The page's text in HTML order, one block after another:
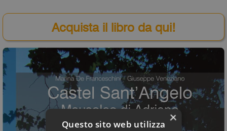
Acquista il libro da qui!
×
Questo sito web utilizza